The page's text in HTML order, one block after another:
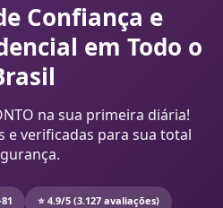
Confiança e
em Todo o
na sua primeira diária!
e verificadas para sua total
⭐ 4.9/5 (3.127 avaliações)